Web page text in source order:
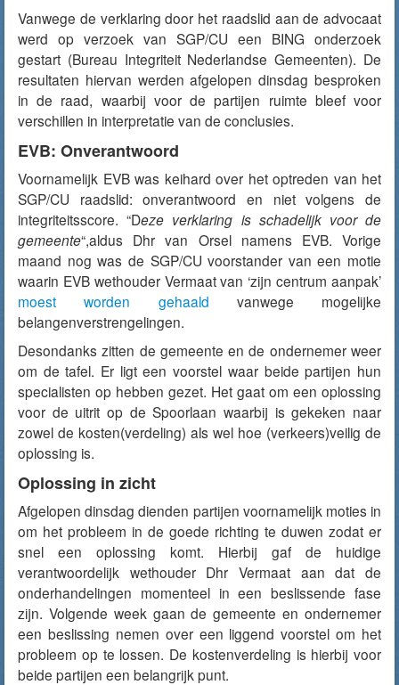
Vanwege de verklaring door het raadslid aan de advocaat
werd op verzoek van SGP/CU een BING onderzoek
gestart (Bureau Integriteit Nederlandse Gemeenten). De
resultaten hiervan werden afgelopen dinsdag besproken
in de raad, waarbij voor de partijen ruimte bleef voor
verschillen in interpretatie van de conclusies.
EVB: Onverantwoord
Voornamelijk EVB was keihard over het optreden van het
SGP/CU raadslid: onverantwoord en niet volgens de
integriteitsscore. “Deze verklaring is schadelijk voor de
gemeente“,aldus Dhr van Orsel namens EVB. Vorige
maand nog was de SGP/CU voorstander van een motie
waarin EVB wethouder Vermaat van ‘zijn centrum aanpak’
moest worden gehaald vanwege mogelijke
belangenverstrengelingen.
Desondanks zitten de gemeente en de ondernemer weer
om de tafel. Er ligt een voorstel waar beide partijen hun
specialisten op hebben gezet. Het gaat om een oplossing
voor de uitrit op de Spoorlaan waarbij is gekeken naar
zowel de kosten(verdeling) als wel hoe (verkeers)veilig de
oplossing is.
Oplossing in zicht
Afgelopen dinsdag dienden partijen voornamelijk moties in
om het probleem in de goede richting te duwen zodat er
snel een oplossing komt. Hierbij gaf de huidige
verantwoordelijk wethouder Dhr Vermaat aan dat de
onderhandelingen momenteel in een beslissende fase
zijn. Volgende week gaan de gemeente en ondernemer
een beslissing nemen over een liggend voorstel om het
probleem op te lossen. De kostenverdeling is hierbij voor
beide partijen een belangrijk punt.